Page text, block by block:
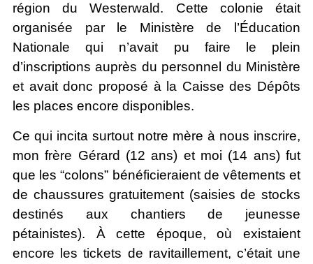
région du Westerwald. Cette colonie était
organisée par le Ministère de l’Éducation
Nationale qui n’avait pu faire le plein
d’inscriptions auprès du personnel du Ministère
et avait donc proposé à la Caisse des Dépôts
les places encore disponibles.
Ce qui incita surtout notre mère à nous inscrire,
mon frère Gérard (12 ans) et moi (14 ans) fut
que les “colons” bénéficieraient de vêtements et
de chaussures gratuitement (saisies de stocks
destinés aux chantiers de jeunesse
pétainistes). À cette époque, où existaient
encore les tickets de ravitaillement, c’était une